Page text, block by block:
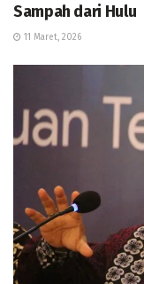
Sampah dari Hulu
11 Maret, 2026